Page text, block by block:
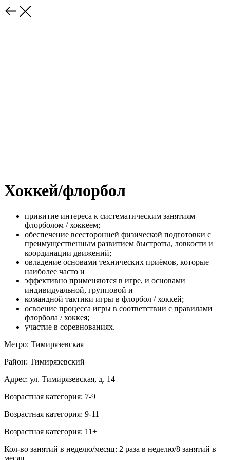
Хоккей/флорбол
привитие интереса к систематическим занятиям
флорболом / хоккеем;
обеспечение всесторонней физической подготовки с
преимущественным развитием быстроты, ловкости и
координации движений;
овладение основами технических приёмов, которые
наиболее часто и
эффективно применяются в игре, и основами
индивидуальной, групповой и
командной тактики игры в флорбол / хоккей;
освоение процесса игры в соответствии с правилами
флорбола / хоккея;
участие в соревнованиях.
Метро: Тимирязевская
Район: Тимирязевский
Адрес: ул. Тимирязевская, д. 14
Возрастная категория: 7-9
Возрастная категория: 9-11
Возрастная категория: 11+
Кол-во занятий в неделю/месяц: 2 раза в неделю/8 занятий в
месяц